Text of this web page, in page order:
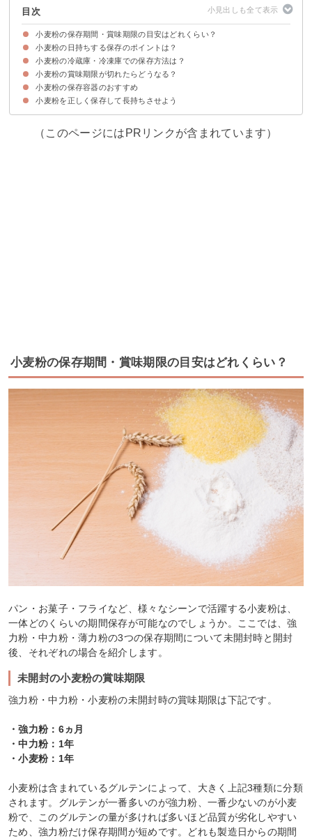
目次
小麦粉の保存期間・賞味期限の目安はどれくらい？
未開封の小麦粉の賞味期限
開封後の小麦粉の賞味期限は1～2ヶ月
小麦粉の日持ちする保存のポイントは？
①虫・ダニ予防のために容器で密閉する
②保存場所は冷暗所がおすすめ
③小分けにして保存するとなおよし
小麦粉の冷蔵庫・冷凍庫での保存方法は？
小麦粉を冷蔵庫で保存する方法
小麦粉を冷凍保存する方法
小麦粉は常温でも保存できる？
小麦粉の賞味期限が切れたらどうなる？
賞味期限が切れて使えない小麦粉の特徴
賞味期限切れの小麦粉の活用方法
小麦粉の保存容器のおすすめ
①無印良品 液体とニオイが漏れないバルブ付き密閉ホーロー保存容器
②無印良品 フタをしたまま電子レンジで使えるバルブ付き密閉保存容器
③ニトリ 耐熱ガラス保存容器（203円）
④ニトリ ガラス保存容器（199円）
⑤ダイソー クリアコンテナ（110円）
⑥CanDo ガラス蓋 ガラス容器L（110円）
小麦粉を正しく保存して長持ちさせよう
（このページにはPRリンクが含まれています）
小麦粉の保存期間・賞味期限の目安はどれくらい？
パン・お菓子・フライなど、様々なシーンで活躍する小麦粉は、
一体どのくらいの期間保存が可能なのでしょうか。ここでは、強
力粉・中力粉・薄力粉の3つの保存期間について未開封時と開封
後、それぞれの場合を紹介します。
未開封の小麦粉の賞味期限
強力粉・中力粉・小麦粉の未開封時の賞味期限は下記です。
・強力粉：6ヵ月
・中力粉：1年
・小麦粉：1年
小麦粉は含まれているグルテンによって、大きく上記3種類に分類
されます。グルテンが一番多いのが強力粉、一番少ないのが小麦
粉で、このグルテンの量が多ければ多いほど品質が劣化しやすい
ため、強力粉だけ保存期間が短めです。どれも製造日からの期間